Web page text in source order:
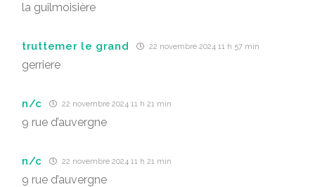
la guilmoisière
truttemer le grand 22 novembre 2024 11 h 57 min
gerriere
n/c 22 novembre 2024 11 h 21 min
9 rue d’auvergne
n/c 22 novembre 2024 11 h 21 min
9 rue d’auvergne